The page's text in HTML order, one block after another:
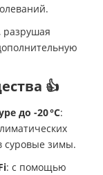
разрушая
👍
до -20 °C:
суровые зимы.​
: с помощью